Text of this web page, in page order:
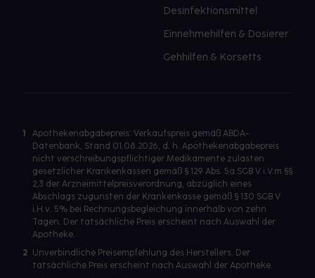
Desinfektionsmittel
Einnehmehilfen & Dosierer
Gehhilfen & Korsetts
1
Apothekenabgabepreis: Verkaufspreis gemäß ABDA-
Datenbank, Stand 01.08.2026, d. h. Apothekenabgabepreis
nicht verschreibungspflichtiger Medikamente zulasten
gesetzlicher Krankenkassen gemäß § 129 Abs. 5a SGB V i.V.m §§
2,3 der Arzneimittelpreisverordnung, abzüglich eines
Abschlags zugunsten der Krankenkasse gemäß § 130 SGB V
i.H.v. 5% bei Rechnungsbegleichung innerhalb von zehn
Tagen. Der tatsächliche Preis erscheint nach Auswahl der
Apotheke.
2 Unverbindliche Preisempfehlung des Herstellers. Der
tatsächliche Preis erscheint nach Auswahl der Apotheke.